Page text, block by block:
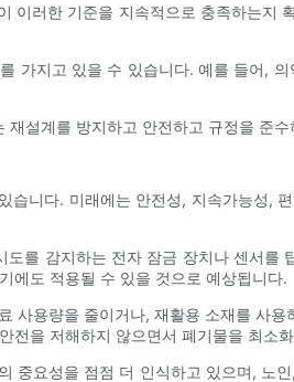
러한 기준을 지속적으로 충족하는지
가지고 있을 수 있습니다. 예를 들어,
설계를 방지하고 안전하고 규정을 준
니다. 미래에는 안전성, 지속가능성,
를 감지하는 전자 잠금 장치나 센서를
에도 적용될 수 있을 것으로 예상됩니다.
용량을 줄이거나, 재활용 소재를 사
전을 저해하지 않으면서 폐기물을 최소
요성을 점점 더 인식하고 있으며, 노